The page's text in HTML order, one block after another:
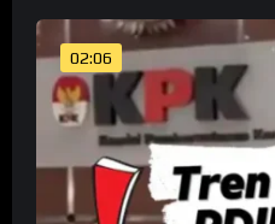
02:06